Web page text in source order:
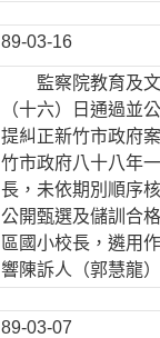
89-03-16
監察院教育及文
（十六）日通過並
提糾正新竹市政府
竹市政府八十八年
長，未依期別順序
公開甄選及儲訓合
區國小校長，遴用
響陳訴人（郭慧龍
89-03-07